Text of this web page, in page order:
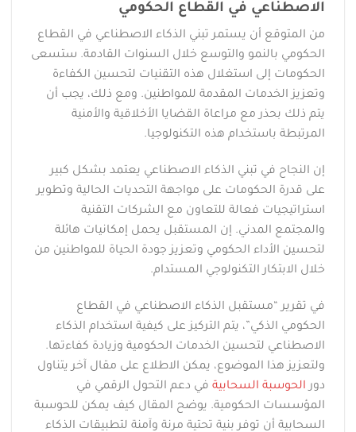
الاصطناعي في القطاع الحكومي
من المتوقع أن يستمر تبني الذكاء الاصطناعي في القطاع
الحكومي بالنمو والتوسع خلال السنوات القادمة. ستسعى
الحكومات إلى استغلال هذه التقنيات لتحسين الكفاءة
وتعزيز الخدمات المقدمة للمواطنين. ومع ذلك، يجب أن
يتم ذلك بحذر مع مراعاة القضايا الأخلاقية والأمنية
المرتبطة باستخدام هذه التكنولوجيا.
إن النجاح في تبني الذكاء الاصطناعي يعتمد بشكل كبير
على قدرة الحكومات على مواجهة التحديات الحالية وتطوير
استراتيجيات فعالة للتعاون مع الشركات التقنية
والمجتمع المدني. إن المستقبل يحمل إمكانيات هائلة
لتحسين الأداء الحكومي وتعزيز جودة الحياة للمواطنين من
خلال الابتكار التكنولوجي المستدام.
في تقرير “مستقبل الذكاء الاصطناعي في القطاع
الحكومي الذكي”، يتم التركيز على كيفية استخدام الذكاء
الاصطناعي لتحسين الخدمات الحكومية وزيادة كفاءتها.
ولتعزيز هذا الموضوع، يمكن الاطلاع على مقال آخر يتناول
دور الحوسبة السحابية في دعم التحول الرقمي في
المؤسسات الحكومية. يوضح المقال كيف يمكن للحوسبة
السحابية أن توفر بنية تحتية مرنة وآمنة لتطبيقات الذكاء